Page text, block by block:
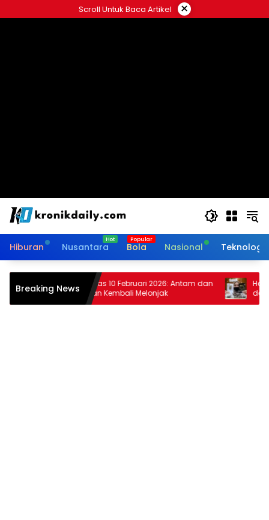
ke
Scroll Untuk Baca Artikel ×
Hiburan Nusantara Bola Nasional Teknologi
Breaking News
Harga Emas 10 Februari 2026: Antam dan
Pegadaian Kembali Melonjak
Harga
dan